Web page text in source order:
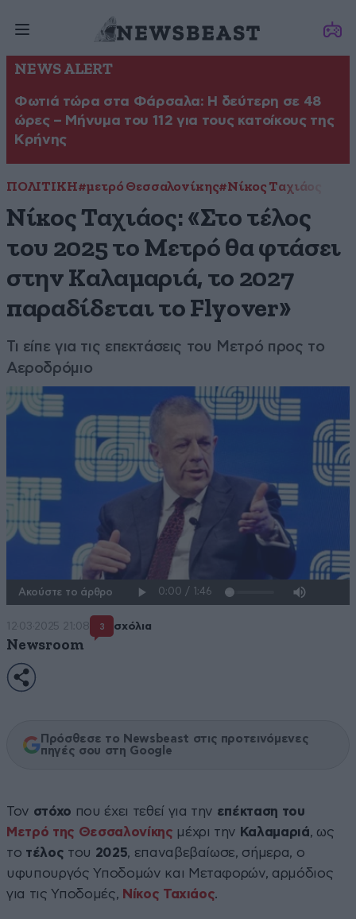
NEWS ALERT
Φωτιά τώρα στα Φάρσαλα: Η δεύτερη σε 48
ώρες – Μήνυμα του 112 για τους κατοίκους της
Κρήνης
ΠΟΛΙΤΙΚΗ#μετρό Θεσσαλονίκης#Νίκος Ταχιάος
Νίκος Ταχιάος: «Στο τέλος
του 2025 το Μετρό θα φτάσει
στην Καλαμαριά, το 2027
παραδίδεται το Flyover»
Τι είπε για τις επεκτάσεις του Μετρό προς το
Αεροδρόμιο
Ακούστε το άρθρο
12·03·2025 21:08 3 σχόλια
Newsroom
Πρόσθεσε το Newsbeast στις προτεινόμενες
πηγές σου στη Google
Τον στόχο που έχει τεθεί για την επέκταση του
Μετρό της Θεσσαλονίκης μέχρι την Καλαμαριά, ως
το τέλος του 2025, επαναβεβαίωσε, σήμερα, ο
υφυπουργός Υποδομών και Μεταφορών, αρμόδιος
για τις Υποδομές, Νίκος Ταχιάος.